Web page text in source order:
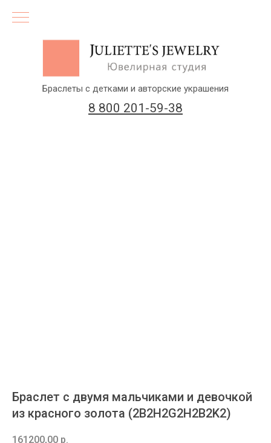
8 800 201-59-38
Браслеты с детками и авторские украшения
Браслет с двумя мальчиками и девочкой
из красного золота (2B2H2G2H2B2K2)
161200,00 р.